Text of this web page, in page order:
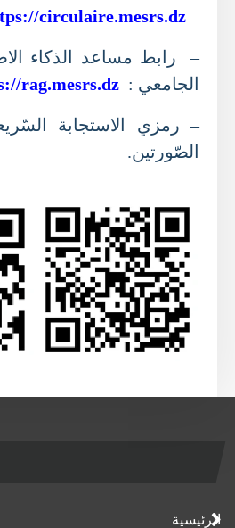
circulaire.mesrs.dz/
– رابط مساعد الذكاء
الجامعي : rag.mesrs.dz
– رمزي الاستجابة
الصّورتين.
الرئيسية